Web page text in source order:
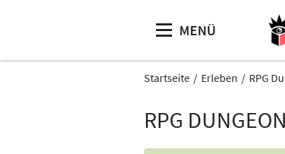
MENÜ
Startseite Erleben RPG
RPG DUNGEON